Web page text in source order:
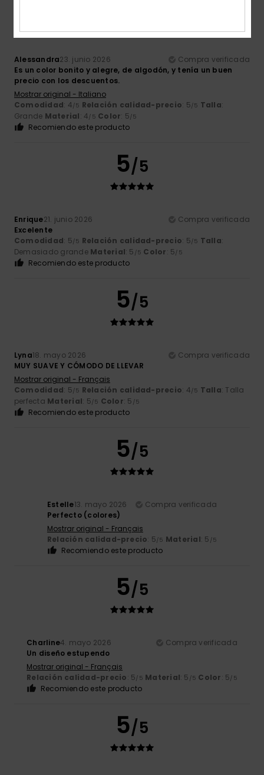
Alessandra23. junio 2026
Compra verificada
Es un color bonito y alegre, de algodón, y tenía un buen
precio con los descuentos.
Mostrar original - Italiano
Comodidad: 4/5 Relación calidad-precio: 5/5 Talla:
Grande Material: 4/5 Color: 5/5
Recomiendo este producto
5/5
Enrique21. junio 2026
Compra verificada
Excelente
Comodidad: 5/5 Relación calidad-precio: 5/5 Talla:
Demasiado grande Material: 5 /5 Color: 5/5
Recomiendo este producto
5/5
Lyna18. mayo 2026
Compra verificada
MUY SUAVE Y CÓMODO DE LLEVAR
Mostrar original - Français
Comodidad: 5/5 Relación calidad-precio: 4/5 Talla: Talla
perfecta Material: 5/5 Color: 5 /5
Recomiendo este producto
5/5
Estelle13. mayo 2026
Compra verificada
Perfecto (colores)
Mostrar original - Français
Relación calidad-precio: 5/5 Material: 5 /5
Recomiendo este producto
5/5
Charline4. mayo 2026
Compra verificada
Un diseño estupendo
Mostrar original - Français
Relación calidad-precio: 5/5 Material: 5 /5 Color: 5/5
Recomiendo este producto
5/5